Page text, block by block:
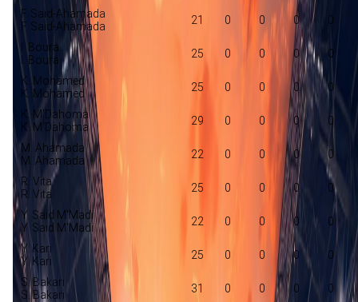
F. Said-Ahamada
F. Said-Ahamada
21 0 0 0 0
I. Boura
I. Boura
25 0 0 0 0
K. Mohamed
K. Mohamed
25 0 0 0 0
K. M'Dahoma
K. M'Dahoma
29 0 0 0 0
M. Ahamada
M. Ahamada
22 0 0 0 0
R. Vita
R. Vita
25 0 0 0 0
Y. Said M'Madi
Y. Said M'Madi
22 0 0 0 0
Y. Kari
Y. Kari
25 0 0 0 0
S. Bakari
S. Bakari
31 0 0 0 0